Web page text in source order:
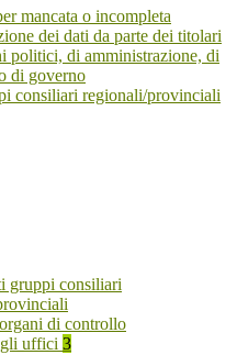
mancata o incompleta
dei dati da parte dei titolari
politici, di amministrazione, di
di governo
consiliari regionali/provinciali
gruppi consiliari
di controllo
uffici 3